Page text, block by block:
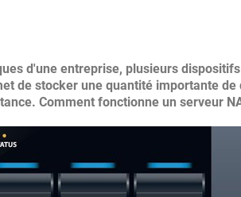
d'une entreprise, plusieurs
de stocker une quantité importante
Comment fonctionne un serveur